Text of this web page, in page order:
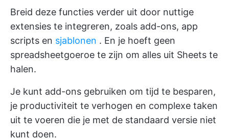
Breid deze functies verder uit door nuttige
extensies te integreren, zoals add-ons, app
scripts en sjablonen . En je hoeft geen
spreadsheetgoeroe te zijn om alles uit Sheets te
halen.
Je kunt add-ons gebruiken om tijd te besparen,
je productiviteit te verhogen en complexe taken
uit te voeren die je met de standaard versie niet
kunt doen.